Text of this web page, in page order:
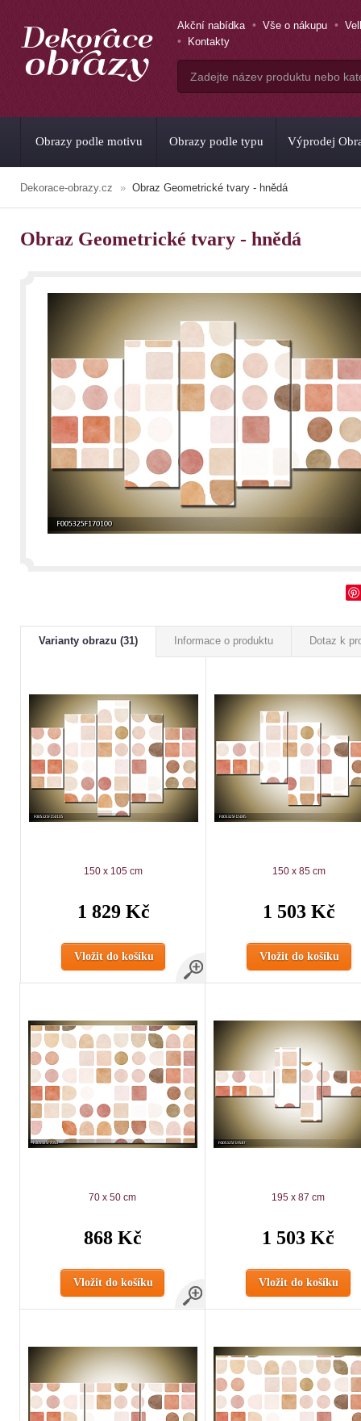
Akční nabídka Vše o nákupu
Kontakty
Obrazy podle motivu Obrazy podle typu Výprodej
Dekorace-obrazy.cz Obraz Geometrické tvary - hnědá
Obraz Geometrické tvary - hnědá
Varianty obrazu (31) Informace o produktu Dotaz k
150 x 105 cm
1 829 Kč
Vložit do košíku
150 x 85 cm
1 503 Kč
Vložit do košíku
70 x 50 cm
868 Kč
Vložit do košíku
195 x 87 cm
1 503 Kč
Vložit do košíku